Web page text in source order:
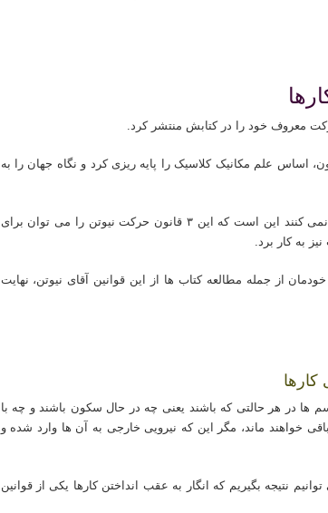
اساس علم مکانیک کلاسیک را پایه ریزی کرد و نگاه جهان را به
اما عزیزان من، چیزی که بیشتر مردم دنیا به آن توجه نمی کنند این است که این ۳ قانون حرکت نیوتن را می توان برای
به کار برد.
از جمله مطالعه کتاب ها از این قوانین آقای نیوتن، نهایت
کارها
ها در هر حالتی که باشند یعنی چه در حال سکون باشند و چه با
خواهند ماند، مگر این که نیرویی خارجی به آن ها وارد شده و
نتیجه بگیریم که انگار به عقب انداختن کارها یکی از قوانین